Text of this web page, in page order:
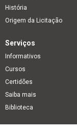
História
Origem da Licitação
Serviços
Informativos
Cursos
Certidões
Saiba mais
Biblioteca